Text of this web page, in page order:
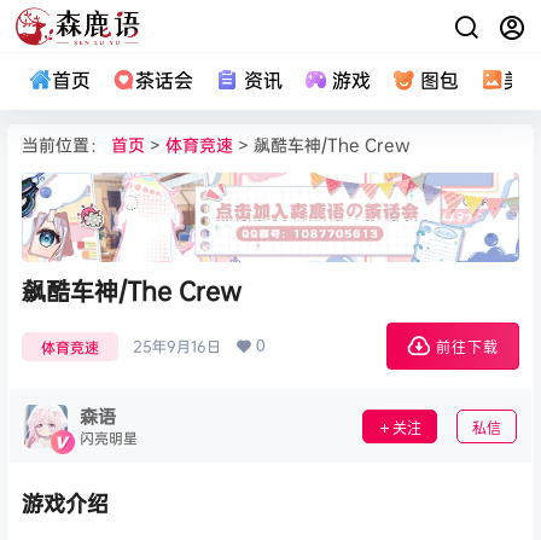
首页 茶话会 资讯 游戏 图包 美
当前位置： 首页 > 体育竞速 > 飙酷车神/The Crew
飙酷车神/The Crew
体育竞速 25年9月16日 0 前往下载
森语
闪亮明星 关注 私信
游戏介绍